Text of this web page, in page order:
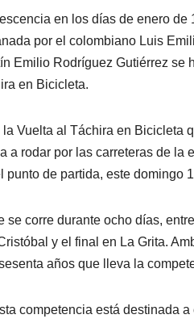
en los días de enero
por el colombiano Luis
Emilio Rodríguez Gutiérrez
en Bicicleta.
la Vuelta al Táchira en Bicicleta
a rodar por las carreteras de la
punto de partida, este domingo
se corre durante ocho días,
y el final en La Grita.
años que lleva la
competencia está destinada